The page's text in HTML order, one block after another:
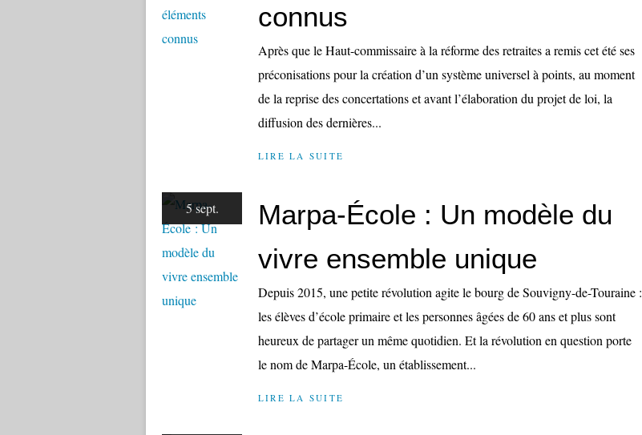
connus
Après que le Haut-commissaire à la réforme des retraites a remis cet été ses
préconisations pour la création d’un système universel à points, au moment
de la reprise des concertations et avant l’élaboration du projet de loi, la
diffusion des dernières...
LIRE LA SUITE
5 sept.
Marpa-École : Un modèle du
vivre ensemble unique
Depuis 2015, une petite révolution agite le bourg de Souvigny-de-Touraine :
les élèves d’école primaire et les personnes âgées de 60 ans et plus sont
heureux de partager un même quotidien. Et la révolution en question porte
le nom de Marpa-École, un établissement...
LIRE LA SUITE